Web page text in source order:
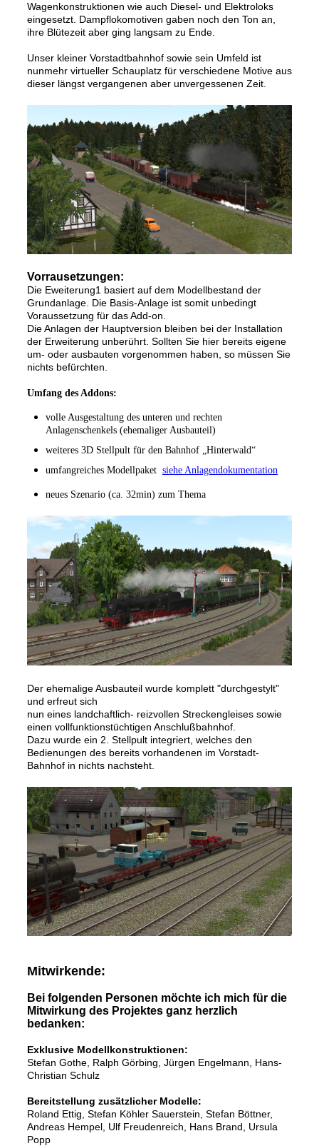
Wagenkonstruktionen wie auch Diesel- und Elektroloks
eingesetzt. Dampflokomotiven gaben noch den Ton an,
ihre Blütezeit aber ging langsam zu Ende.
Unser kleiner Vorstadtbahnhof sowie sein Umfeld ist
nunmehr virtueller Schauplatz für verschiedene Motive aus
dieser längst vergangenen aber unvergessenen Zeit.
Vorrausetzungen:
Die Eweiterung1 basiert auf dem Modellbestand der
Grundanlage. Die Basis-Anlage ist somit unbedingt
Voraussetzung für das Add-on.
Die Anlagen der Hauptversion bleiben bei der Installation
der Erweiterung unberührt. Sollten Sie hier bereits eigene
um- oder ausbauten vorgenommen haben, so müssen Sie
nichts befürchten.
Umfang des Addons:
volle Ausgestaltung des unteren und rechten
Anlagenschenkels (ehemaliger Ausbauteil)
weiteres 3D Stellpult für den Bahnhof „Hinterwald“
umfangreiches Modellpaket siehe Anlagendokumentation
neues Szenario (ca. 32min) zum Thema
Der ehemalige Ausbauteil wurde komplett "durchgestylt"
und erfreut sich
nun eines landchaftlich- reizvollen Streckengleises sowie
einen vollfunktionstüchtigen Anschlußbahnhof.
Dazu wurde ein 2. Stellpult integriert, welches den
Bedienungen des bereits vorhandenen im Vorstadt-
Bahnhof in nichts nachsteht.
Mitwirkende:
Bei folgenden Personen möchte ich mich für die
Mitwirkung des Projektes ganz herzlich
bedanken:
Exklusive Modellkonstruktionen:
Stefan Gothe, Ralph Görbing, Jürgen Engelmann, Hans-
Christian Schulz
Bereitstellung zusätzlicher Modelle:
Roland Ettig, Stefan Köhler Sauerstein, Stefan Böttner,
Andreas Hempel, Ulf Freudenreich, Hans Brand, Ursula
Popp